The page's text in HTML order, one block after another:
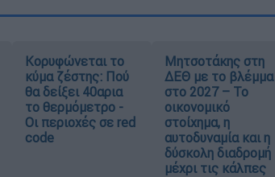
Κορυφώνεται το
κύμα ζέστης: Πού
θα δείξει 40αρια
το θερμόμετρο -
Οι περιοχές σε red
code
Μητσοτάκης στη
ΔΕΘ με το βλέμμα
στο 2027 – Το
οικονομικό
στοίχημα, η
αυτοδυναμία και η
δύσκολη διαδρομή
μέχρι τις κάλπες